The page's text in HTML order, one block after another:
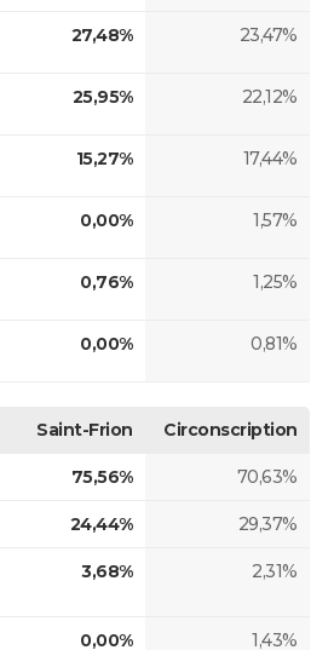
27,48% 23,47%
25,95% 22,12%
15,27% 17,44%
0,00% 1,57%
0,76% 1,25%
0,00% 0,81%
Saint-Frion Circonscription
75,56% 70,63%
24,44% 29,37%
3,68% 2,31%
0,00% 1,43%